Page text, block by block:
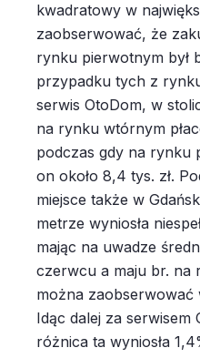
kwadratowy w
zaobserwować, że
rynku pierwotnym był
przypadku tych z
serwis OtoDom, w
na rynku wtórnym
podczas gdy na rynku
on około 8,4 tys. zł.
miejsce także w
metrze wyniosła
mając na uwadze
czerwcu a maju br. na
można zaobserwować
Idąc dalej za serwisem
różnica ta wyniosła